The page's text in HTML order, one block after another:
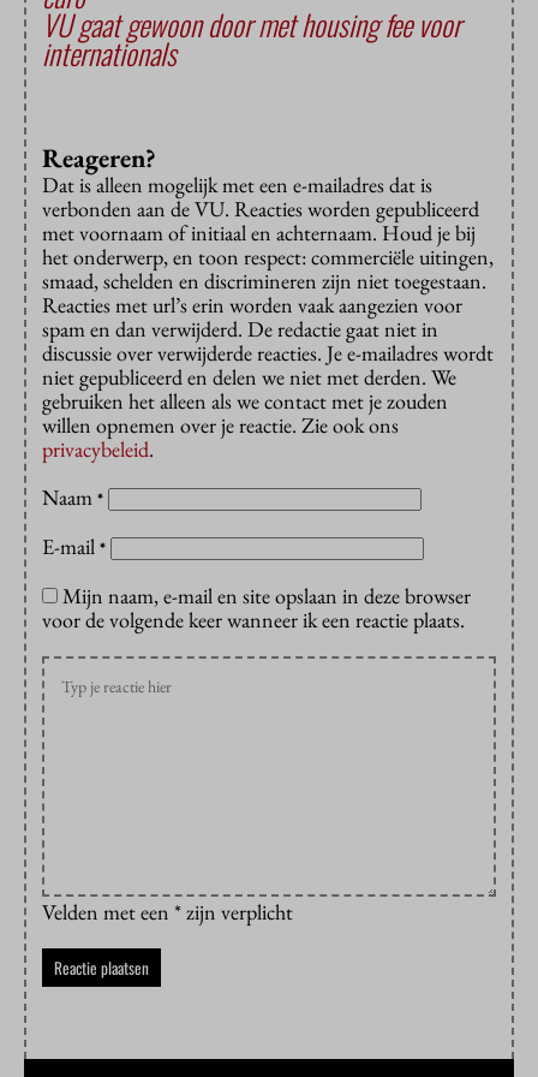
VU gaat gewoon door met housing fee voor
internationals
Reageren?
Dat is alleen mogelijk met een e-mailadres dat is
verbonden aan de VU. Reacties worden gepubliceerd
met voornaam of initiaal en achternaam. Houd je bij
het onderwerp, en toon respect: commerciële uitingen,
smaad, schelden en discrimineren zijn niet toegestaan.
Reacties met url’s erin worden vaak aangezien voor
spam en dan verwijderd. De redactie gaat niet in
discussie over verwijderde reacties. Je e-mailadres wordt
niet gepubliceerd en delen we niet met derden. We
gebruiken het alleen als we contact met je zouden
willen opnemen over je reactie. Zie ook ons
privacybeleid.
Naam *
E-mail *
Mijn naam, e-mail en site opslaan in deze browser
voor de volgende keer wanneer ik een reactie plaats.
Velden met een * zijn verplicht